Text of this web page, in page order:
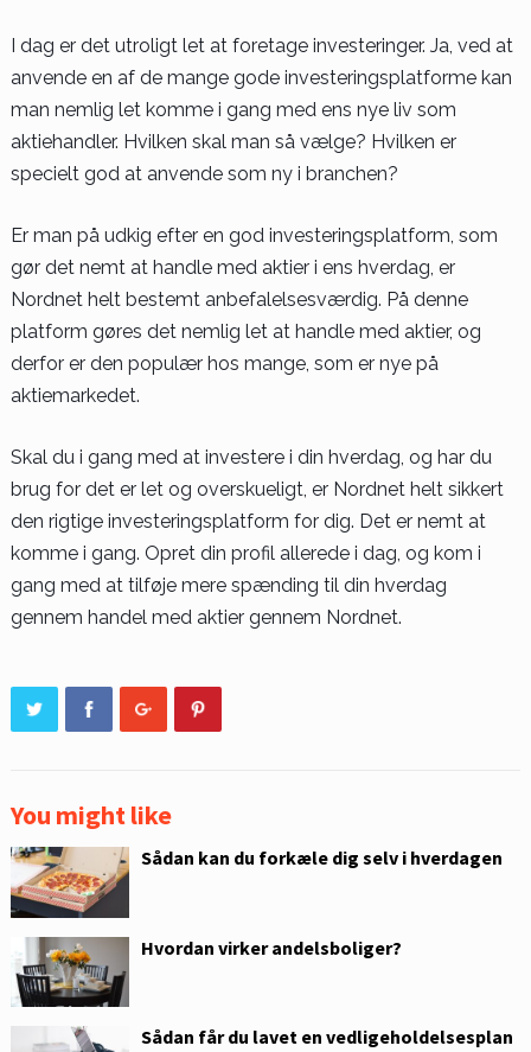
I dag er det utroligt let at foretage investeringer. Ja, ved at
anvende en af de mange gode investeringsplatforme kan
man nemlig let komme i gang med ens nye liv som
aktiehandler. Hvilken skal man så vælge? Hvilken er
specielt god at anvende som ny i branchen?
Er man på udkig efter en god investeringsplatform, som
gør det nemt at handle med aktier i ens hverdag, er
Nordnet helt bestemt anbefalelsesværdig. På denne
platform gøres det nemlig let at handle med aktier, og
derfor er den populær hos mange, som er nye på
aktiemarkedet.
Skal du i gang med at investere i din hverdag, og har du
brug for det er let og overskueligt, er Nordnet helt sikkert
den rigtige investeringsplatform for dig. Det er nemt at
komme i gang. Opret din profil allerede i dag, og kom i
gang med at tilføje mere spænding til din hverdag
gennem handel med aktier gennem Nordnet.
You might like
Sådan kan du forkæle dig selv i hverdagen
Hvordan virker andelsboliger?
Sådan får du lavet en vedligeholdelsesplan